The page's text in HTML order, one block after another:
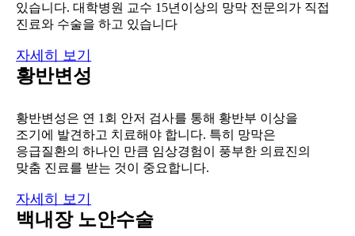
있습니다. 대학병원 교수 15년이상의 망막 전문의가 직접
진료와 수술을 하고 있습니다
자세히 보기
황반변성
황반변성은 연 1회 안저 검사를 통해 황반부 이상을
조기에 발견하고 치료해야 합니다. 특히 망막은
응급질환의 하나인 만큼 임상경험이 풍부한 의료진의
맞춤 진료를 받는 것이 중요합니다.
자세히 보기
백내장 노안수술